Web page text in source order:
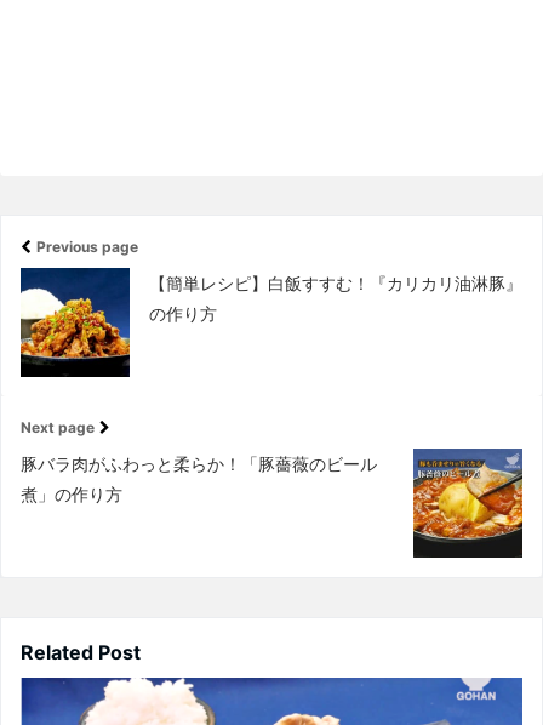
Previous page
【簡単レシピ】白飯すすむ！『カリカリ油淋豚』
の作り方
Next page
豚バラ肉がふわっと柔らか！「豚薔薇のビール
煮」の作り方
Related Post